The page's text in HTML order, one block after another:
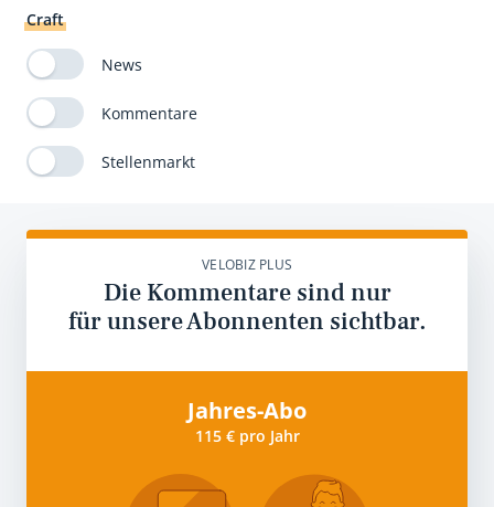
Craft
News
Kommentare
Stellenmarkt
VELOBIZ PLUS
Die Kommentare sind nur
für unsere Abonnenten sichtbar.
Jahres-Abo
115 € pro Jahr